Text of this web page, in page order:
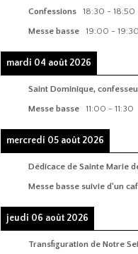
Confessions
18:30 - 18:50
Messe basse
19:00 - 19:30
mardi 04 août 2026
Saint Dominique,
Messe basse
11:00 - 11:30
mercredi 05 août 2026
Dédicace de Sainte Marie
Messe basse suivie d'un
jeudi 06 août 2026
Transfiguration de Notre